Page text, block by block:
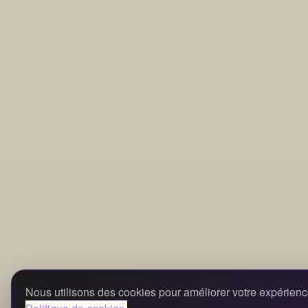
Nous utilisons des cookies pour améliorer votre